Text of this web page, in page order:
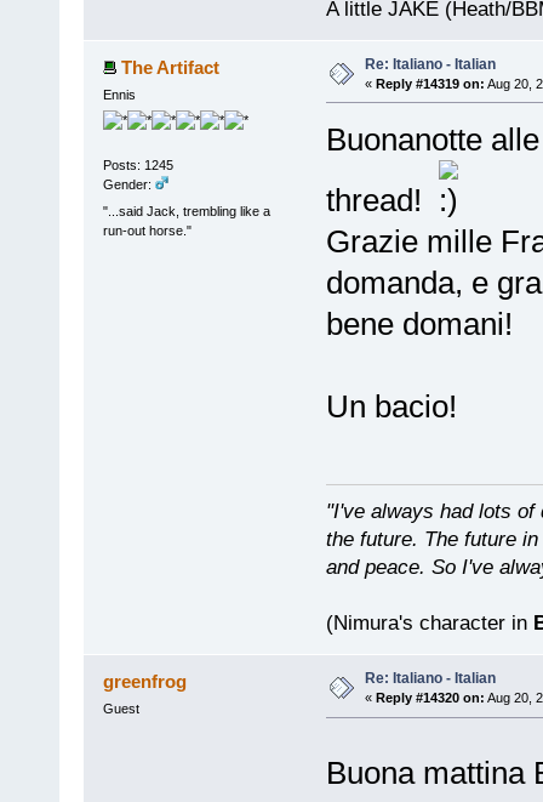
A little JAKE (Heath/
The Artifact
Ennis
Posts: 1245
Gender:
"...said Jack, trembling like a
run-out horse."
Re: Italiano - Italian
« Reply #14319 on: Aug 20,
Buonanotte
thread!
Grazie mille
domanda, e
bene domani!
Un bacio!
"I've always had lots of
the future. The future
and peace. So I've
(Nimura's character in
greenfrog
Guest
Re: Italiano - Italian
« Reply #14320 on: Aug 20,
Buona